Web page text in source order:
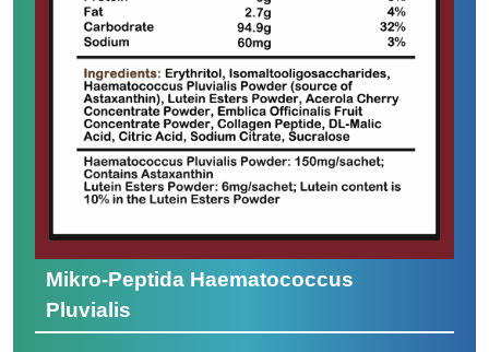
Mikro-Peptida Haematococcus
Pluvialis